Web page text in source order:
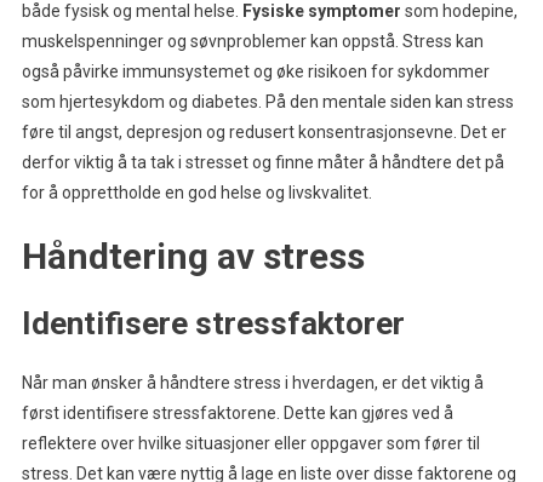
både fysisk og mental helse.
Fysiske symptomer som hodepine,
muskelspenninger og søvnproblemer kan oppstå. Stress kan
også påvirke immunsystemet og øke risikoen for sykdommer
som hjertesykdom og diabetes. På den mentale siden kan stress
føre til angst, depresjon og redusert konsentrasjonsevne. Det er
derfor viktig å ta tak i stresset og finne måter å håndtere det på
for å opprettholde en god helse og livskvalitet.
Håndtering av stress
Identifisere stressfaktorer
Når man ønsker å håndtere stress i hverdagen, er det viktig å
først identifisere stressfaktorene. Dette kan gjøres ved å
reflektere over hvilke situasjoner eller oppgaver som fører til
stress. Det kan være nyttig å lage en liste over disse faktorene og